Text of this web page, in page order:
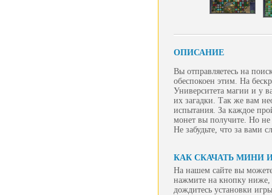
ОПИСАНИЕ
Вы отправляетесь на
обеспокоен этим. На
Университета магии и у
их загадки. Так же вам
испытания. За каждое
монет вы получите. Но не
Не забудьте, что за вами
КАК СКАЧАТЬ МИНИ
На нашем сайте вы
нажмите на кнопку ниже,
дождитесь установки